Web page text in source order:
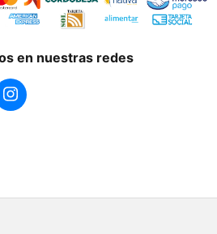
en nuestras redes